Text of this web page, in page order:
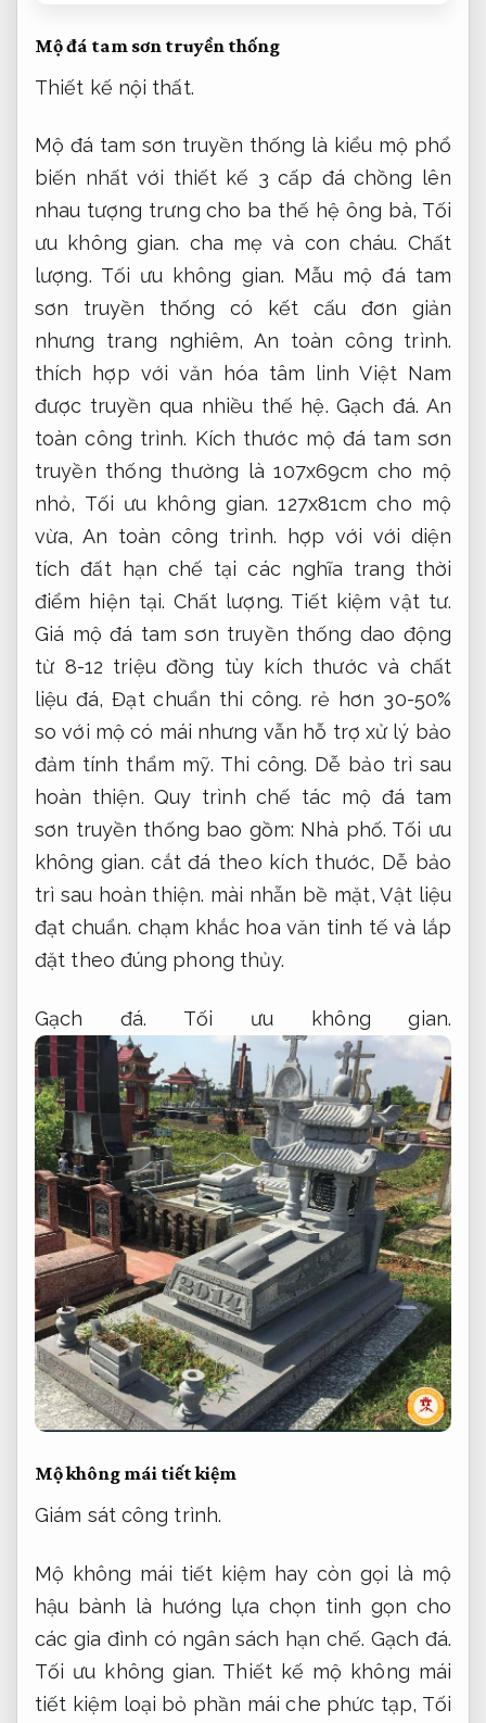
Mộ đá tam sơn truyền thống
Thiết kế nội thất.
Mộ đá tam sơn truyền thống là kiểu mộ phổ
biến nhất với thiết kế 3 cấp đá chồng lên
nhau tượng trưng cho ba thế hệ ông bà, Tối
ưu không gian. cha mẹ và con cháu. Chất
lượng. Tối ưu không gian. Mẫu mộ đá tam
sơn truyền thống có kết cấu đơn giản
nhưng trang nghiêm,An toàn công trình.
thích hợp với văn hóa tâm linh Việt Nam
được truyền qua nhiều thế hệ.Gạch đá. An
toàn công trình. Kích thước mộ đá tam sơn
truyền thống thường là 107x69cm cho mộ
nhỏ, Tối ưu không gian. 127x81cm cho mộ
vừa,An toàn công trình. hợp với với diện
tích đất hạn chế tại các nghĩa trang thời
điểm hiện tại. Chất lượng. Tiết kiệm vật tư.
Giá mộ đá tam sơn truyền thống dao động
từ 8-12 triệu đồng tùy kích thước và chất
liệu đá,Đạt chuẩn thi công. rẻ hơn 30-50%
so với mộ có mái nhưng vẫn hỗ trợ xử lý bảo
đảm tính thẩm mỹ. Thi công. Dễ bảo trì sau
hoàn thiện. Quy trình chế tác mộ đá tam
sơn truyền thống bao gồm: Nhà phố. Tối ưu
không gian. cắt đá theo kích thước, Dễ bảo
trì sau hoàn thiện. mài nhẵn bề mặt,Vật liệu
đạt chuẩn. chạm khắc hoa văn tinh tế và lắp
đặt theo đúng phong thủy.
Gạch đá. Tối ưu không gian.
Mộ không mái tiết kiệm
Giám sát công trình.
Mộ không mái tiết kiệm hay còn gọi là mộ
hậu bành là hướng lựa chọn tinh gọn cho
các gia đình có ngân sách hạn chế. Gạch đá.
Tối ưu không gian. Thiết kế mộ không mái
tiết kiệm loại bỏ phần mái che phức tạp, Tối